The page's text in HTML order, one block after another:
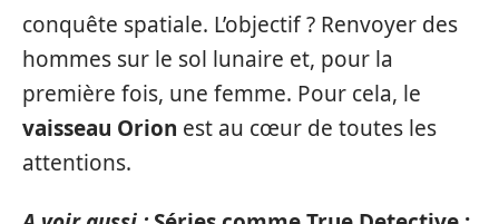
conquête spatiale. L’objectif ? Renvoyer des
hommes sur le sol lunaire et, pour la
première fois, une femme. Pour cela, le
vaisseau Orion est au cœur de toutes les
attentions.